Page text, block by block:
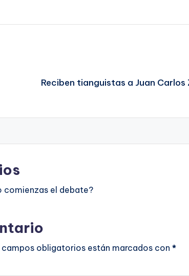
Reciben tianguistas a Juan Carlos
comienzas el debate?
campos obligatorios están marcados con *